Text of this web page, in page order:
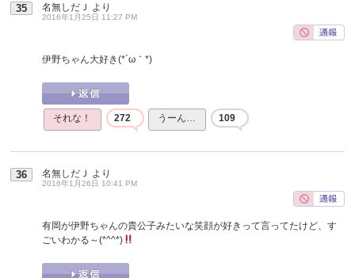
35 名無しだＪ より
2016年1月25日 11:27 PM
伊野ちゃん大好き(*´ω｀*)
それな！ 272 うーん… 109
36 名無しだＪ より
2016年1月26日 10:41 PM
有岡が伊野ちゃんの貴公子みたいな笑顔が好きって言ってたけど、す
ごいわかる～(*^^*)